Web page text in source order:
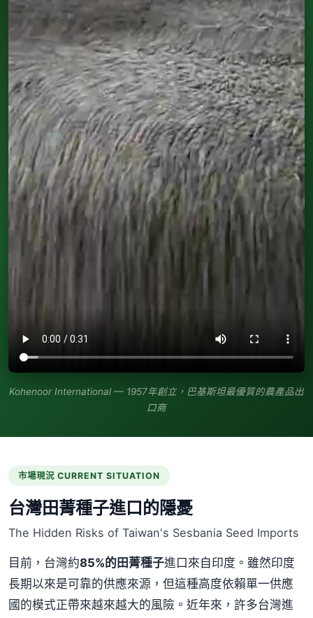
Kohenoor International — 1957年創立，巴基斯坦最優質的農產品出
口商
市場現況 CURRENT SITUATION
台灣田菁種子進口的隱憂
The Hidden Risks of Taiwan's Sesbania Seed Imports
目前，台灣約85%的田菁種子進口來自印度。雖然印度
長期以來是可靠的供應來源，但這種高度依賴單一供應
國的模式正帶來越來越大的風險。近年來，許多台灣進